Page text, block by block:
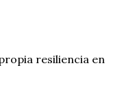
resiliencia en